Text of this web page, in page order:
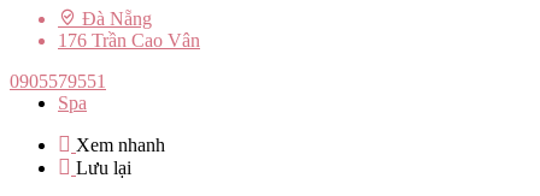
Đà Nẵng
176 Trần Cao Vân
0905579551
Spa
Xem nhanh
Lưu lại